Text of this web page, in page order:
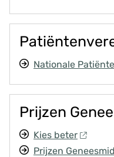
Nationale
Prijzen
Kies beter
Prijzen